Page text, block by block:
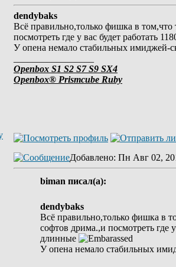
dendybaks
Всё правильно,только фишка в том,что
посмотреть где у вас будет работать
У опена немало стабильных имиджей-
Openbox S1 S2 S7 S9 SX4
Openbox® Prismcube Ruby
Добавлено: Пн Авг 02,
biman писал(а):
dendybaks
Всё правильно,только фишка в
софтов дрима.,и посмотреть где
длинные
У опена немало стабильных